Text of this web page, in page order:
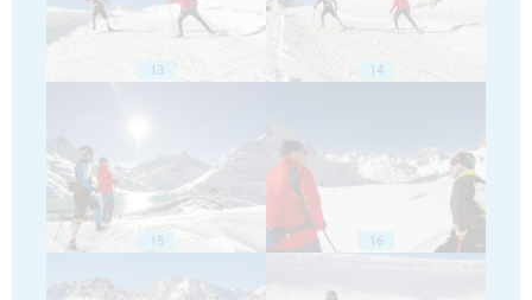
13 14
15 16